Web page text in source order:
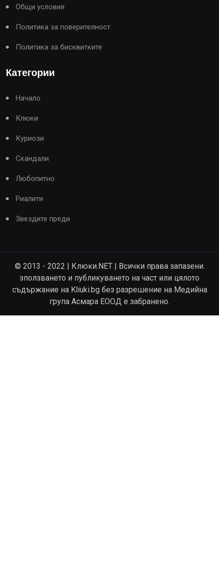
Общи условия
Политика за поверителност
Политика за бисквитките
Категории
Начало
Клюки
Куриози
Скандали
Любопитно
Риалити
Звездите преди
© 2013 - 2022 | Клюки.NET | Всички права запазени.
зползването и публикуването на част или цялото
съдържание на Kliuki.bg без разрешение на Медийна
група Асмара ЕООД е забранено.